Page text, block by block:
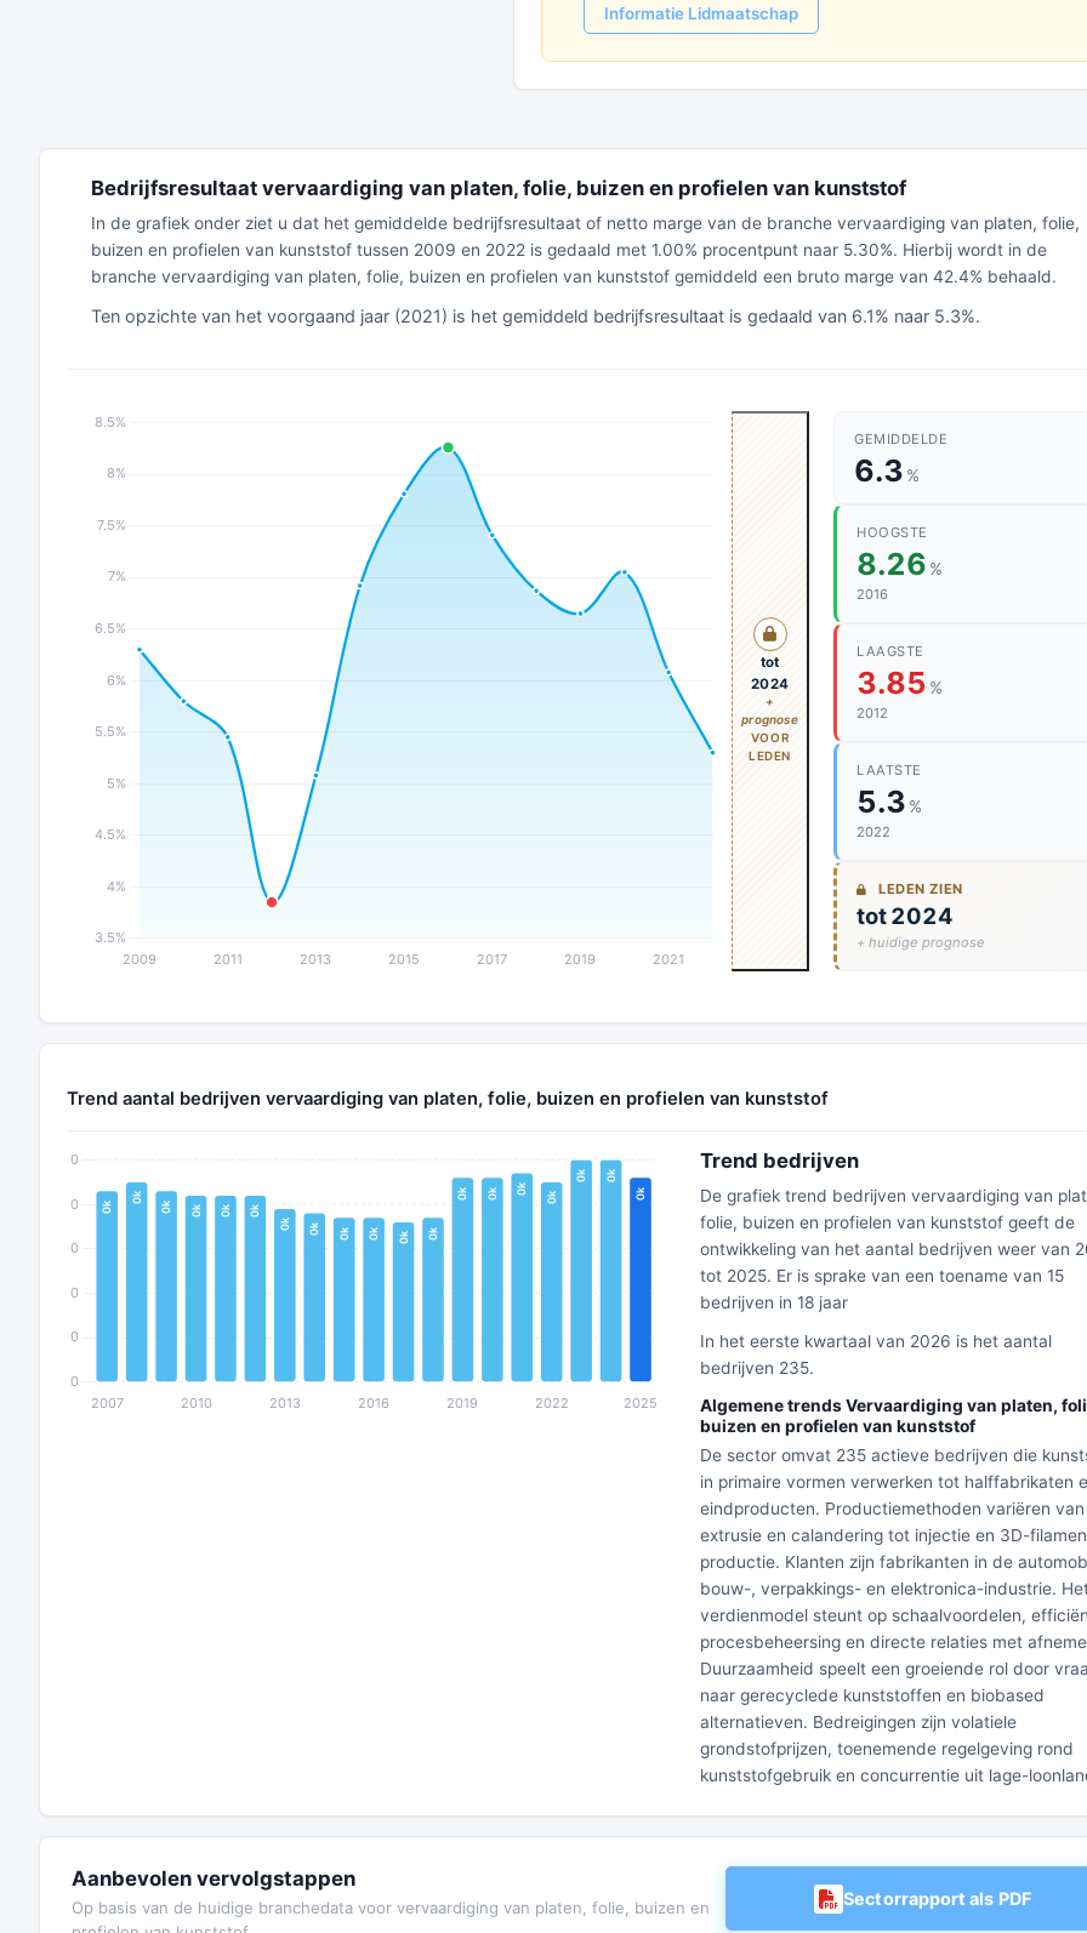
Informatie Lidmaatschap
Bedrijfsresultaat vervaardiging van platen, folie, buizen en profielen van kunststof
In de grafiek onder ziet u dat het gemiddelde bedrijfsresultaat of netto marge van de branche vervaardiging van platen, folie,
buizen en profielen van kunststof tussen 2009 en 2022 is gedaald met 1.00% procentpunt naar 5.30%. Hierbij wordt in de
branche vervaardiging van platen, folie, buizen en profielen van kunststof gemiddeld een bruto marge van 42.4% behaald.
Ten opzichte van het voorgaand jaar (2021) is het gemiddeld bedrijfsresultaat is gedaald van 6.1% naar 5.3%.
tot
2024
+
prognose
VOOR
LEDEN
GEMIDDELDE
6.3 %
HOOGSTE
8.26 %
2016
LAAGSTE
3.85 %
2012
LAATSTE
5.3 %
2022
LEDEN ZIEN
tot 2024
+ huidige prognose
Trend aantal bedrijven vervaardiging van platen, folie, buizen en profielen van kunststof
Trend bedrijven
De grafiek trend bedrijven vervaardiging van
folie, buizen en profielen van kunststof geeft de
ontwikkeling van het aantal bedrijven weer van
tot 2025. Er is sprake van een toename van 15
bedrijven in 18 jaar
In het eerste kwartaal van 2026 is het aantal
bedrijven 235.
Algemene trends Vervaardiging van platen,
buizen en profielen van kunststof
De sector omvat 235 actieve bedrijven die
in primaire vormen verwerken tot halffabrikaten
eindproducten. Productiemethoden variëren van
extrusie en calandering tot injectie en 3D-
productie. Klanten zijn fabrikanten in de
bouw-, verpakkings- en elektronica-industrie.
verdienmodel steunt op schaalvoordelen,
procesbeheersing en directe relaties met
Duurzaamheid speelt een groeiende rol door
naar gerecyclede kunststoffen en biobased
alternatieven. Bedreigingen zijn volatiele
grondstofprijzen, toenemende regelgeving rond
kunststofgebruik en concurrentie uit lage-
Aanbevolen vervolgstappen
Op basis van de huidige branchedata voor vervaardiging van platen, folie, buizen en
Sectorrapport als PDF